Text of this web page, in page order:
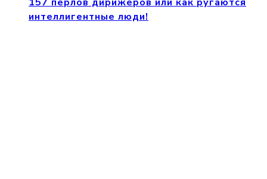
интеллигентные люди!